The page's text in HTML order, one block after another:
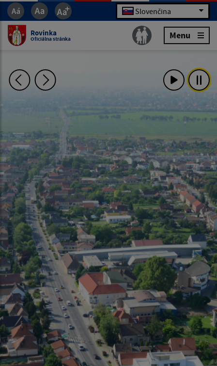
Slovenčina
Rovinka
Oficiálna stránka Menu